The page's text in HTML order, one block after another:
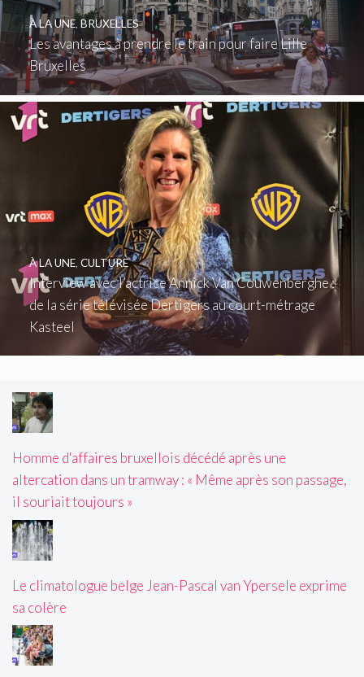
Les avantages à prendre le train pour faire Lille
Bruxelles
À LA UNE, BRUXELLES
Interview avec l’actrice Annick Van Couwenberghe :
de la série télévisée Dertigers au court-métrage
Kasteel
À LA UNE, CULTURE
Homme d'affaires bruxellois décédé après une
altercation dans un tramway : « Même après son passage,
il souriait toujours »
Le climatologue belge Jean-Pascal van Ypersele exprime
sa colère